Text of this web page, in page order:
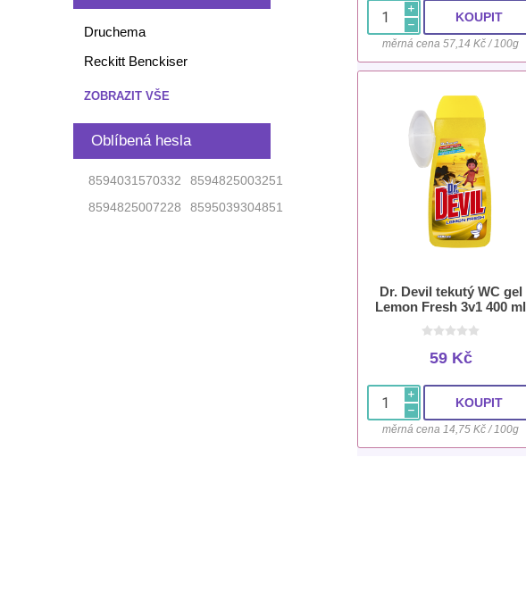
i
h
měrná cena 57,14 Kč / 100g
Dr. Devil tekutý WC gel
Lemon Fresh 3v1 400 ml
59 Kč
i
h
měrná cena 14,75 Kč / 100g
Druchema
Reckitt Benckiser
ZOBRAZIT VŠE
Oblíbená hesla
8594031570332
8594825003251
8594825007228
8595039304851